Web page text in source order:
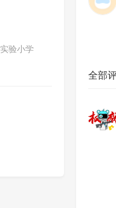
验小学
全部